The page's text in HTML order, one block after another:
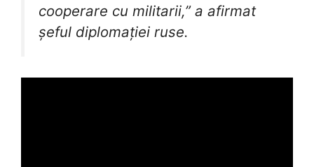
cooperare cu militarii,” a afirmat
șeful diplomației ruse.